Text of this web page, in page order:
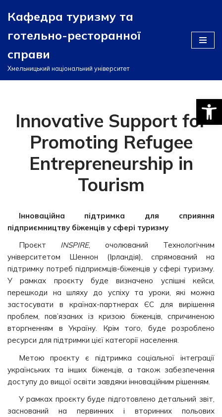
Перейти
до
вмісту
Кафедра туризму та
готельно-ресторанної
справи
Хмельницький національний університет
Innovative Support for
Promoting Refugee
Entrepreneurship in
Tourism
Інноваційна підтримка для сприяння
підприємництву біженців у сфері туризму
Проєкт INSPIRE, очолюваний Технологічним
університетом Шеннон (Ірландія), спрямований на
підтримку потреб підприємців-біженців у сфері туризму.
У рамках проєкту буде визначено успішні кейси,
перешкоди на шляху до успіху та уроки, які можна
застосувати в країнах-партнерах ЄС для вирішення
проблем, пов’язаних із кризою біженців, спричиненою
вторгненням в Україну. Крім того, буде розроблено
ресурси для підтримки цієї категорії населення.
Метою проєкту є підтримка соціальної інтеграції
українських та інших біженців, а також забезпечення
доступу до вищої освіти завдяки інноваційним рішенням.
У рамках проєкту буде підготовлено детальний звіт,
заснований на первинних і вторинних польових